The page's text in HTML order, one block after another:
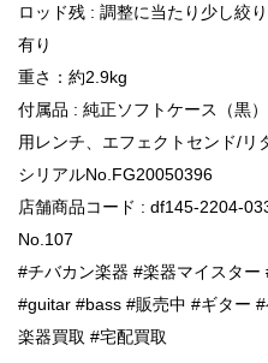
ロッド残 : 調整に当たり少し絞
有り
重さ：約2.9kg
付属品 : 純正ソフトケース（黒
用レンチ、エフェクトセンド/リ
シリアルNo.FG20050396
店舗商品コード : df145-2204-
No.107
#チバカン楽器 #楽器マイスタ
#guitar #bass #販売中 #ギター
楽器買取 #宅配買取